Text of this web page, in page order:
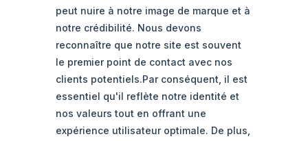
peut nuire à notre image de marque et à
notre crédibilité. Nous devons
reconnaître que notre site est souvent
le premier point de contact avec nos
clients potentiels.Par conséquent, il est
essentiel qu'il reflète notre identité et
nos valeurs tout en offrant une
expérience utilisateur optimale. De plus,